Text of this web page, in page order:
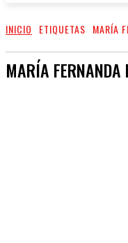
INICIO ETIQUETAS MARÍA
MARÍA FERNANDA